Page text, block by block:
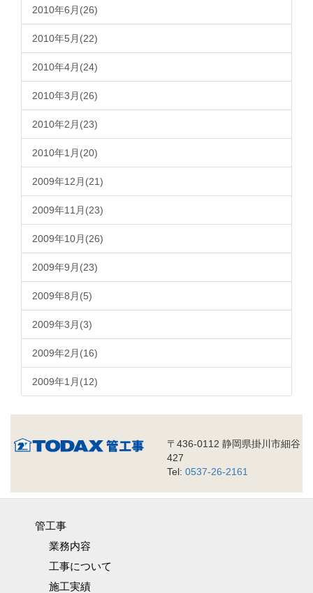
2010年6月(26)
2010年5月(22)
2010年4月(24)
2010年3月(26)
2010年2月(23)
2010年1月(20)
2009年12月(21)
2009年11月(23)
2009年10月(26)
2009年9月(23)
2009年8月(5)
2009年3月(3)
2009年2月(16)
2009年1月(12)
〒436-0112 静岡県掛川市細谷
427
Tel: 0537-26-2161
管工事
業務内容
工事について
施工実績